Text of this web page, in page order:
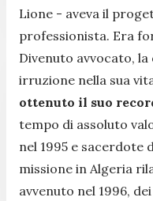
Lione - aveva il
professionista. Era
Divenuto avvocato,
irruzione nella sua
ottenuto il suo
tempo di assoluto
nel 1995 e sacerdote
missione in Algeria
avvenuto nel 1996,